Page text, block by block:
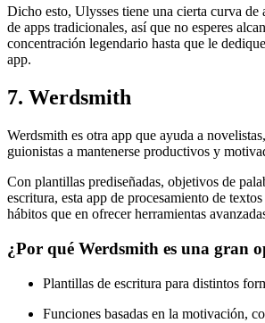
Dicho esto, Ulysses tiene una cierta curva de
de apps tradicionales, así que no esperes
concentración legendario hasta que le
app.
7. Werdsmith
Werdsmith es otra app que ayuda a
guionistas a mantenerse productivos y
Con plantillas prediseñadas, objetivos de
escritura, esta app de procesamiento de
hábitos que en ofrecer herramientas
¿Por qué Werdsmith es una gran
Plantillas de escritura para distintos
Funciones basadas en la motivación,